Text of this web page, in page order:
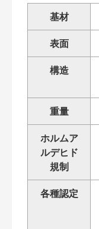
基材
表面
構造
重量
ホルムア
ルデヒド
規制
各種認定